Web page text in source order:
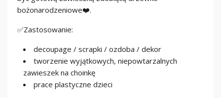
bożonarodzeniowe❤️.
✅Zastosowanie:
decoupage / scrapki / ozdoba / dekor
tworzenie wyjątkowych, niepowtarzalnych
zawieszek na choinkę
prace plastyczne dzieci